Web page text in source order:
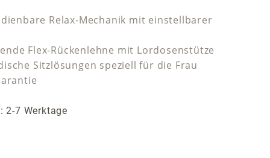
Relax-Mechanik mit einstellbarer
Flex-Rückenlehne mit Lordosenstütze
Sitzlösungen speziell für die Frau
2-7 Werktage